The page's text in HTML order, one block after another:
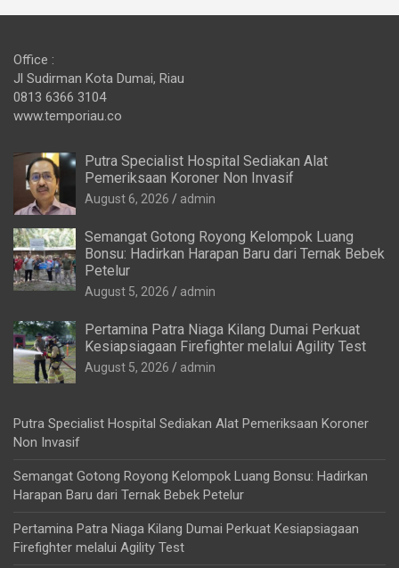
Office :
Jl Sudirman Kota Dumai, Riau
0813 6366 3104
www.temporiau.co
Putra Specialist Hospital Sediakan Alat
Pemeriksaan Koroner Non Invasif
August 6, 2026 admin
Semangat Gotong Royong Kelompok Luang
Bonsu: Hadirkan Harapan Baru dari Ternak Bebek
Petelur
August 5, 2026 admin
Pertamina Patra Niaga Kilang Dumai Perkuat
Kesiapsiagaan Firefighter melalui Agility Test
August 5, 2026 admin
Putra Specialist Hospital Sediakan Alat Pemeriksaan Koroner
Non Invasif
Semangat Gotong Royong Kelompok Luang Bonsu: Hadirkan
Harapan Baru dari Ternak Bebek Petelur
Pertamina Patra Niaga Kilang Dumai Perkuat Kesiapsiagaan
Firefighter melalui Agility Test